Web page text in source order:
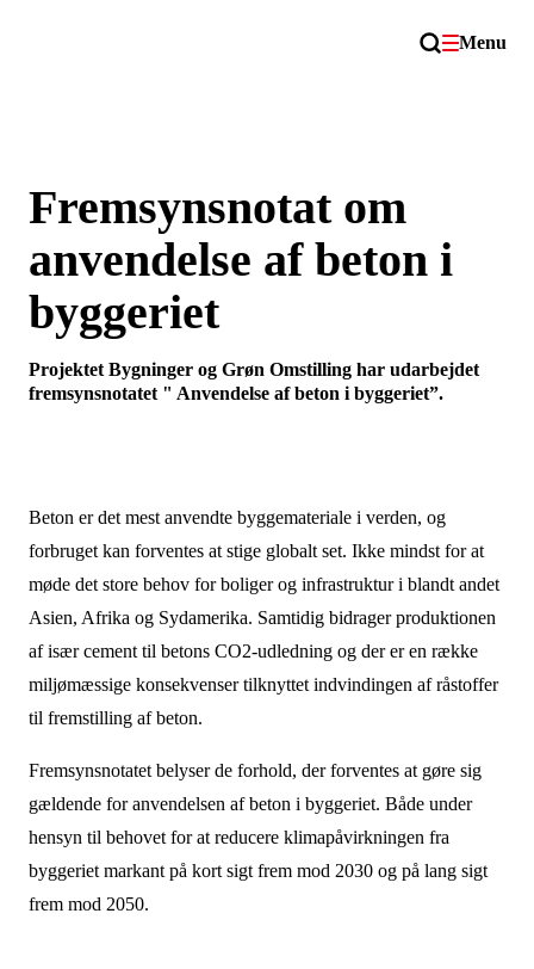
Menu
Fremsynsnotat om
anvendelse af beton i
byggeriet
Projektet Bygninger og Grøn Omstilling har udarbejdet
fremsynsnotatet " Anvendelse af beton i byggeriet”.
Beton er det mest anvendte byggemateriale i verden, og
forbruget kan forventes at stige globalt set. Ikke mindst for at
møde det store behov for boliger og infrastruktur i blandt andet
Asien, Afrika og Sydamerika. Samtidig bidrager produktionen
af især cement til betons CO2-udledning og der er en række
miljømæssige konsekvenser tilknyttet indvindingen af råstoffer
til fremstilling af beton.
Fremsynsnotatet belyser de forhold, der forventes at gøre sig
gældende for anvendelsen af beton i byggeriet. Både under
hensyn til behovet for at reducere klimapåvirkningen fra
byggeriet markant på kort sigt frem mod 2030 og på lang sigt
frem mod 2050.